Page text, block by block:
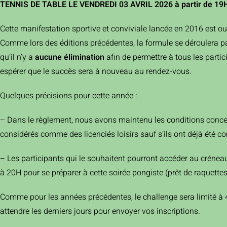
TENNIS DE TABLE LE VENDREDI 03 AVRIL 2026 à partir de
Cette manifestation sportive et conviviale lancée en 2016 est
Comme lors des éditions précédentes, la formule se déroulera
qu’il n’y a aucune élimination afin de permettre à tous les
espérer que le succès sera à nouveau au rendez-vous.
Quelques précisions pour cette année :
– Dans le règlement, nous avons maintenu les conditions
considérés comme des licenciés loisirs sauf s’ils ont déjà été
– Les participants qui le souhaitent pourront accéder au
à 20H pour se préparer à cette soirée pongiste (prêt de
Comme pour les années précédentes, le challenge sera limité
attendre les derniers jours pour envoyer vos inscriptions.